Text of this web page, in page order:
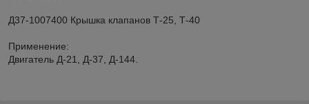
Д37-1007400 Крышка клапанов Т-25, Т-40
Применение:
Двигатель Д-21, Д-37, Д-144.